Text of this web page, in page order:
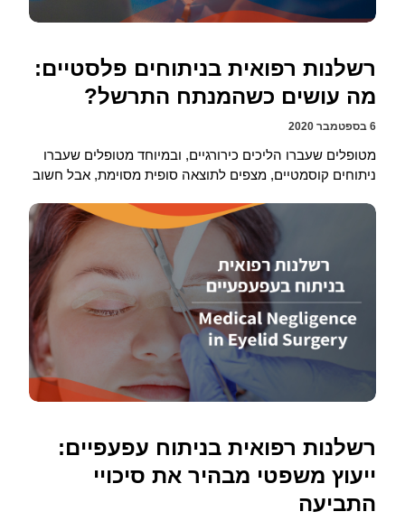
רשלנות רפואית בניתוחים פלסטיים:
מה עושים כשהמנתח התרשל?
6 בספטמבר 2020
מטופלים שעברו הליכים כירורגיים, ובמיוחד מטופלים שעברו
ניתוחים קוסמטיים, מצפים לתוצאה סופית מסוימת, אבל חשוב
רשלנות רפואית בניתוח עפעפיים:
ייעוץ משפטי מבהיר את סיכויי
התביעה